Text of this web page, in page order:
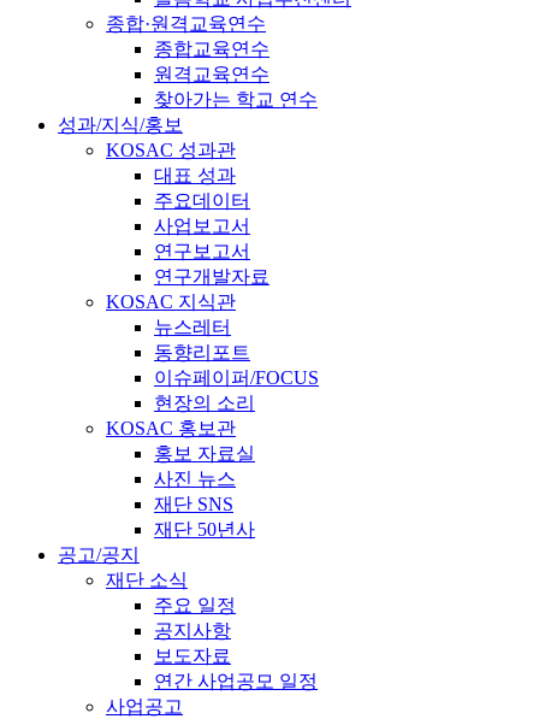
종합·원격교육연수
종합교육연수
원격교육연수
찾아가는 학교 연수
성과/지식/홍보
KOSAC 성과관
대표 성과
주요데이터
사업보고서
연구보고서
연구개발자료
KOSAC 지식관
뉴스레터
동향리포트
이슈페이퍼/FOCUS
현장의 소리
KOSAC 홍보관
홍보 자료실
사진 뉴스
재단 SNS
재단 50년사
공고/공지
재단 소식
주요 일정
공지사항
보도자료
연간 사업공모 일정
사업공고